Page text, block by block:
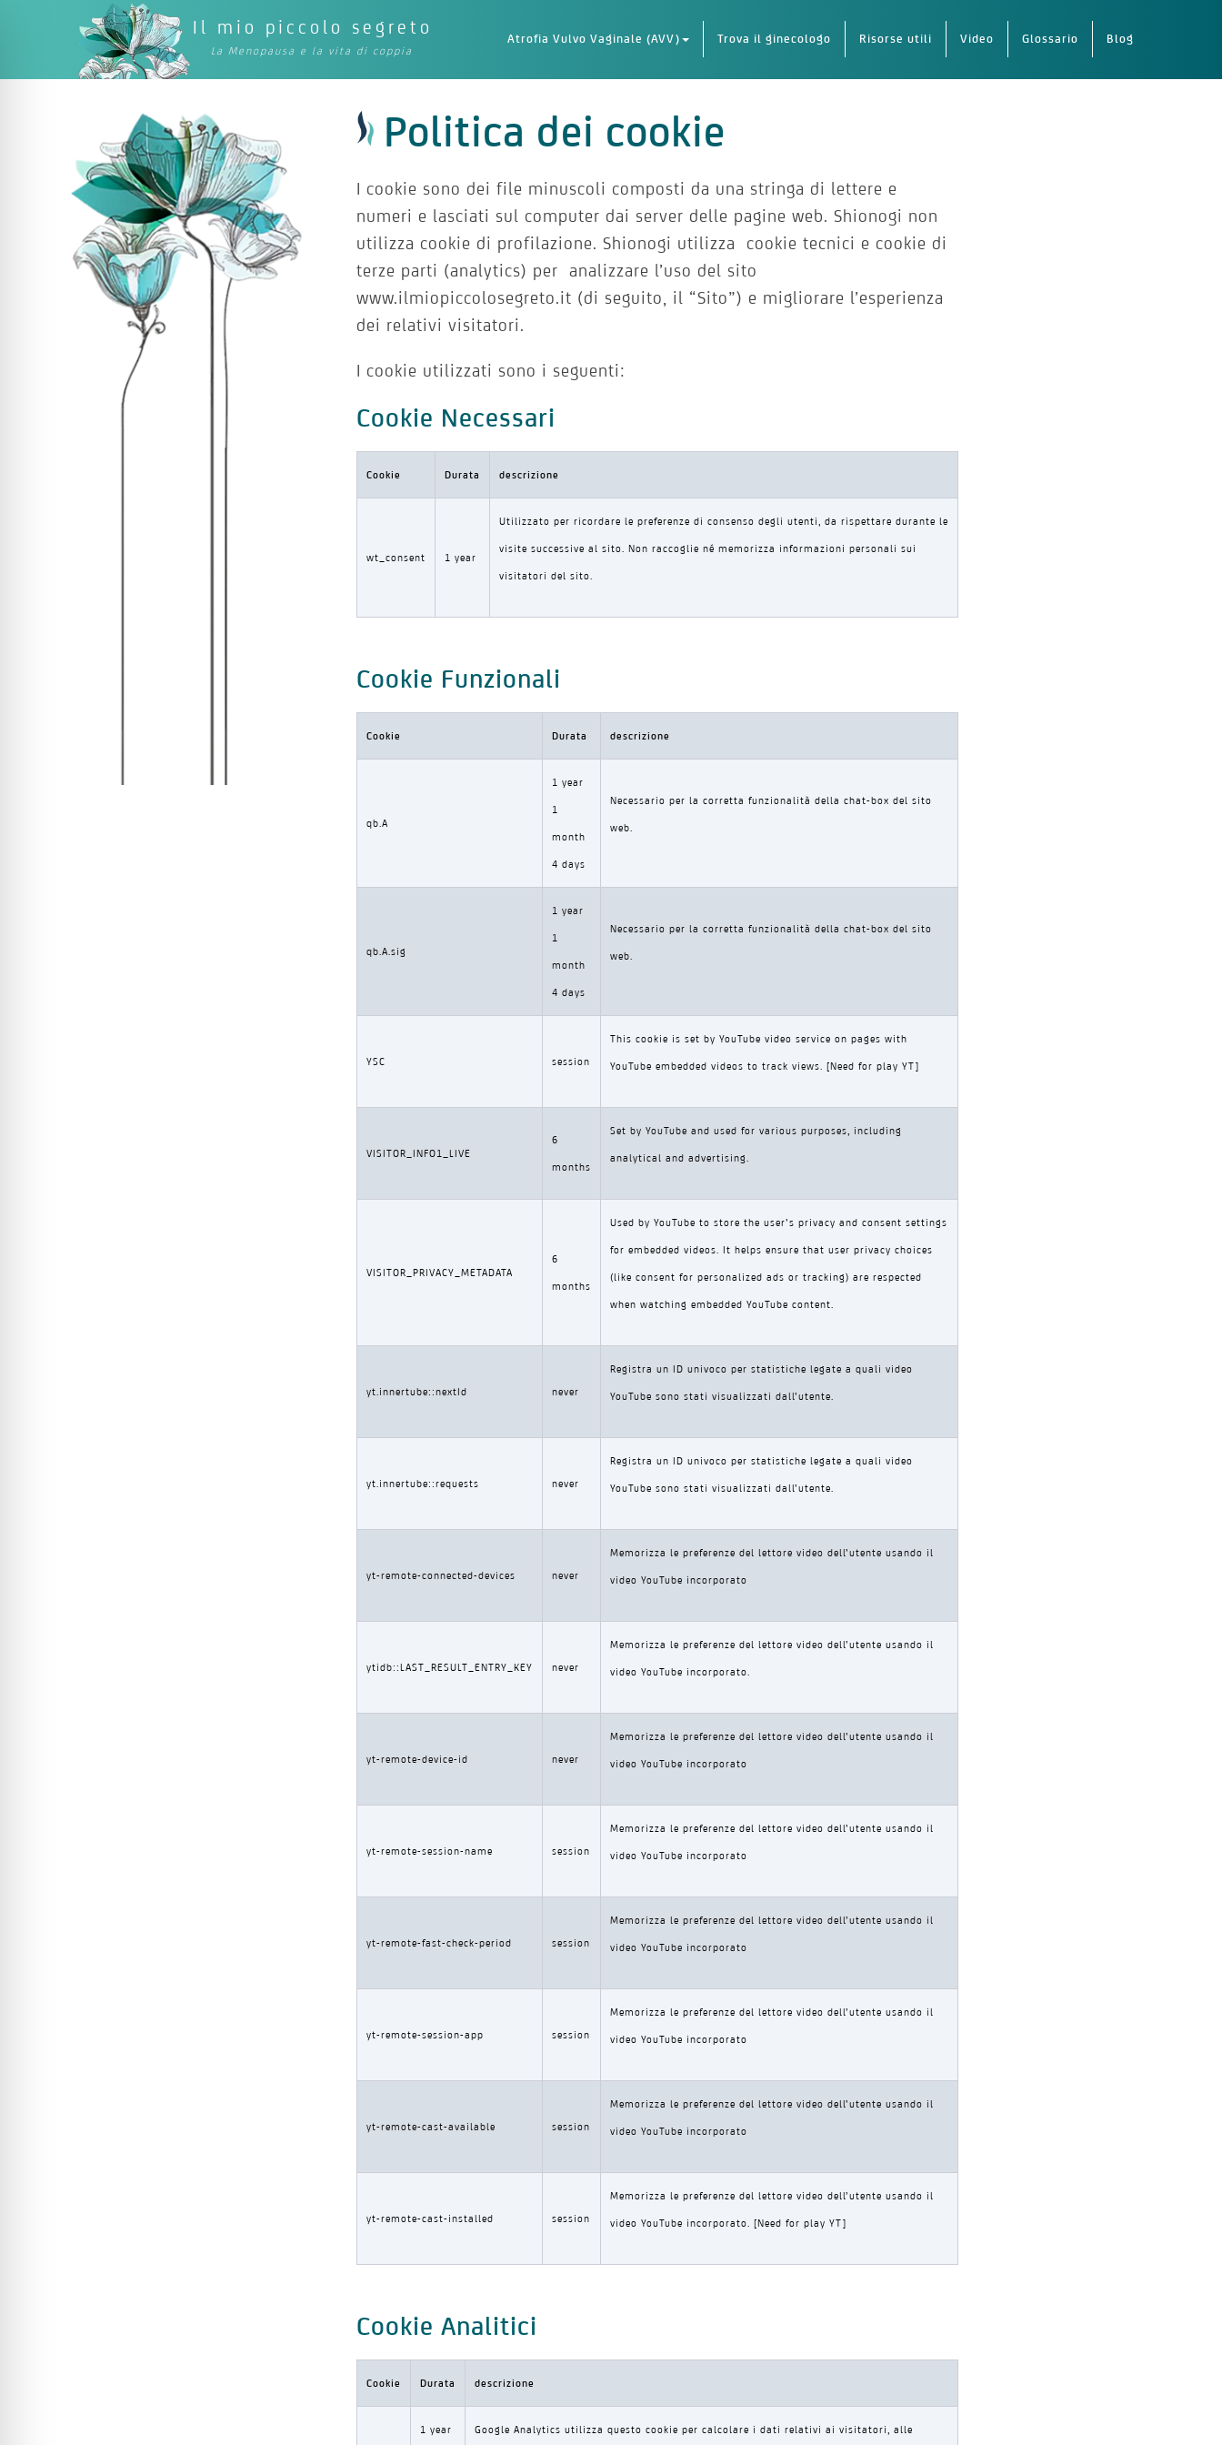
Il mio piccolo segreto
La Menopausa e la vita di coppia
Atrofia Vulvo Vaginale (AVV) Trova il ginecologo Risorse utili Video Glossario Blog
Politica dei cookie
I cookie sono dei file minuscoli composti da una stringa di lettere e
numeri e lasciati sul computer dai server delle pagine web. Shionogi non
utilizza cookie di profilazione. Shionogi utilizza cookie tecnici e cookie di
terze parti (analytics) per analizzare l’uso del sito
www.ilmiopiccolosegreto.it (di seguito, il “Sito”) e migliorare l’esperienza
dei relativi visitatori.
I cookie utilizzati sono i seguenti:
Cookie Necessari
Cookie Durata descrizione
wt_consent 1 year
Utilizzato per ricordare le preferenze di consenso degli utenti, da rispettare durante le
visite successive al sito. Non raccoglie né memorizza informazioni personali sui
visitatori del sito.
Cookie Funzionali
Cookie Durata descrizione
qb.A
1 year
1
month
4 days
Necessario per la corretta funzionalità della chat-box del sito
web.
qb.A.sig
1 year
1
month
4 days
Necessario per la corretta funzionalità della chat-box del sito
web.
YSC session
This cookie is set by YouTube video service on pages with
YouTube embedded videos to track views. [Need for play YT]
VISITOR_INFO1_LIVE
6
months
Set by YouTube and used for various purposes, including
analytical and advertising.
VISITOR_PRIVACY_METADATA
6
months
Used by YouTube to store the user’s privacy and consent settings
for embedded videos. It helps ensure that user privacy choices
(like consent for personalized ads or tracking) are respected
when watching embedded YouTube content.
yt.innertube::nextId never
Registra un ID univoco per statistiche legate a quali video
YouTube sono stati visualizzati dall’utente.
yt.innertube::requests never
Registra un ID univoco per statistiche legate a quali video
YouTube sono stati visualizzati dall’utente.
yt-remote-connected-devices never
Memorizza le preferenze del lettore video dell’utente usando il
video YouTube incorporato
ytidb::LAST_RESULT_ENTRY_KEY never
Memorizza le preferenze del lettore video dell’utente usando il
video YouTube incorporato.
yt-remote-device-id never
Memorizza le preferenze del lettore video dell’utente usando il
video YouTube incorporato
yt-remote-session-name session
Memorizza le preferenze del lettore video dell’utente usando il
video YouTube incorporato
yt-remote-fast-check-period session
Memorizza le preferenze del lettore video dell’utente usando il
video YouTube incorporato
yt-remote-session-app session
Memorizza le preferenze del lettore video dell’utente usando il
video YouTube incorporato
yt-remote-cast-available session
Memorizza le preferenze del lettore video dell’utente usando il
video YouTube incorporato
yt-remote-cast-installed session
Memorizza le preferenze del lettore video dell’utente usando il
video YouTube incorporato. [Need for play YT]
Cookie Analitici
Cookie Durata descrizione
1 year Google Analytics utilizza questo cookie per calcolare i dati relativi ai visitatori, alle